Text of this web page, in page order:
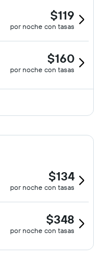
$119
por noche con tasas
$160
por noche con tasas
$134
por noche con tasas
$348
por noche con tasas